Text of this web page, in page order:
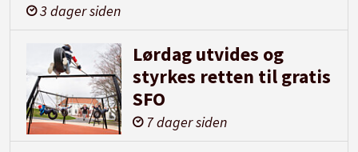
3 dager siden
Lørdag utvides og
styrkes retten til gratis
SFO
7 dager siden